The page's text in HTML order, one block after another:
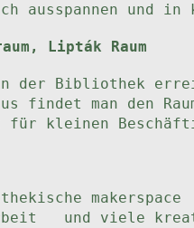
ausspannen und in
Lipták Raum
der Bibliothek
findet man den
für kleinen
makerspace
und viele